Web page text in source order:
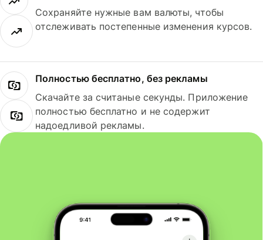
Сохраняйте нужные вам валюты, чтобы
отслеживать постепенные изменения курсов.
Полностью бесплатно, без рекламы
Скачайте за считаные секунды. Приложение
полностью бесплатно и не содержит
надоедливой рекламы.